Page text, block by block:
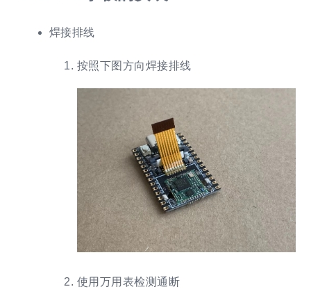
焊接排线
按照下图方向焊接排线
使用万用表检测通断